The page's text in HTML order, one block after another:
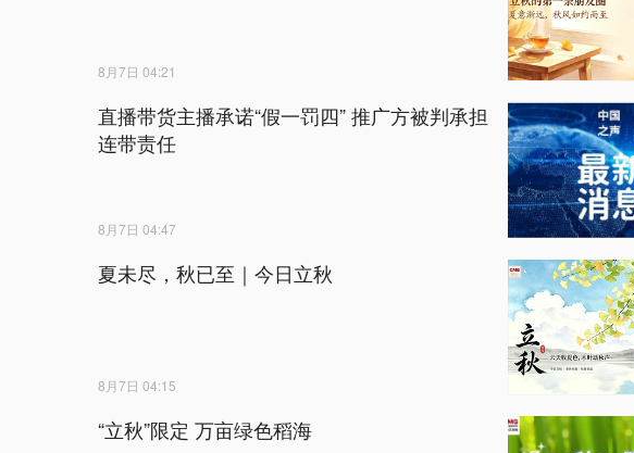
8月7日 04:21
直播带货主播承诺“假一罚四” 推广方被判承担
连带责任
8月7日 04:47
夏未尽，秋已至｜今日立秋
8月7日 04:15
“立秋”限定 万亩绿色稻海